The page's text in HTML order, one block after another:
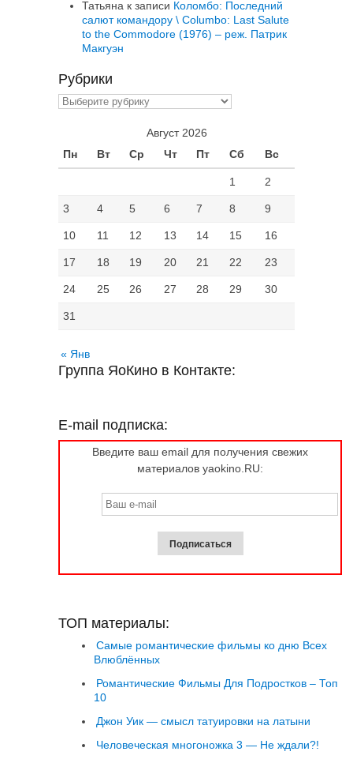
Татьяна к записи Коломбо: Последний
салют командору \ Columbo: Last Salute
to the Commodore (1976) – реж. Патрик
Макгуэн
Рубрики
Рубрики
Август 2026
Пн
Вт Ср Чт Пт Сб Вс
1 2
3 4 5 6 7 8 9
10 11 12 13 14 15 16
17 18 19 20 21 22 23
24 25 26 27 28 29 30
31
« Янв
Группа ЯоКино в Контакте:
E-mail подписка:
Введите ваш email для получения свежих
материалов yaokino.RU:
ТОП материалы:
Самые романтические фильмы ко дню Всех
Влюблённых
Романтические Фильмы Для Подростков – Топ
10
Джон Уик — смысл татуировки на латыни
Человеческая многоножка 3 — Не ждали?!